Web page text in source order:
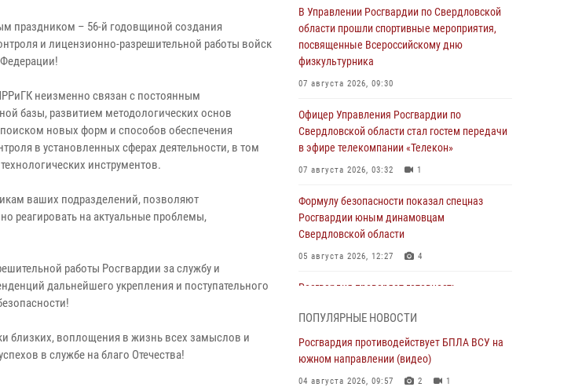
праздником – 56-й годовщиной создания
и лицензионно-разрешительной работы войск
неизменно связан с постоянным
базы, развитием методологических основ
новых форм и способов обеспечения
в установленных сферах деятельности, в том
инструментов.
ваших подразделений, позволяют
реагировать на актуальные проблемы,
работы Росгвардии за службу и
дальнейшего укрепления и поступательного
близких, воплощения в жизнь всех замыслов и
в службе на благо Отечества!
В Управлении Росгвардии по Свердловской
области прошли спортивные мероприятия,
посвященные Всероссийскому дню
физкультурника
07 августа 2026, 09:30
Офицер Управления Росгвардии по
Свердловской области стал гостем передачи
в эфире телекомпании «Телекон»
07 августа 2026, 03:32 1
Формулу безопасности показал спецназ
Росгвардии юным динамовцам
Свердловской области
05 августа 2026, 12:27 4
Росгвардия проверяет готовность
учебному году
05 августа 2026, 05:44 10
Росгвардия противодействует БПЛА ВСУ на
ПОПУЛЯРНЫЕ НОВОСТИ
Росгвардия противодействует БПЛА ВСУ на
южном направлении (видео)
04 августа 2026, 09:57 2 1